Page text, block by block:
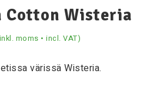
Cotton Wisteria
moms • incl. VAT)
värissä Wisteria.